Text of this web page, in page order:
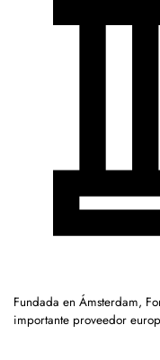
Fundada en Ámsterdam,
importante proveedor